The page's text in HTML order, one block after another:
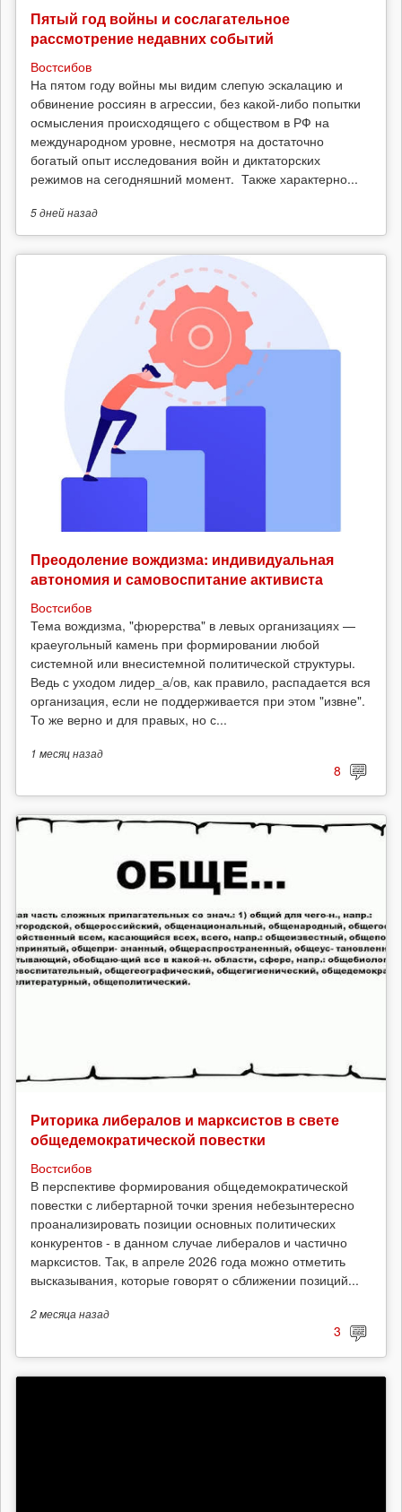
Пятый год войны и сослагательное
рассмотрение недавних событий
Востсибов
На пятом году войны мы видим слепую эскалацию и
обвинение россиян в агрессии, без какой-либо попытки
осмысления происходящего с обществом в РФ на
международном уровне, несмотря на достаточно
богатый опыт исследования войн и диктаторских
режимов на сегодняшний момент. Также характерно...
5 днейназад
Преодоление вождизма: индивидуальная
автономия и самовоспитание активиста
Востсибов
Тема вождизма, "фюрерства" в левых организациях —
краеугольный камень при формировании любой
системной или внесистемной политической структуры.
Ведь с уходом лидер_а/ов, как правило, распадается вся
организация, если не поддерживается при этом "извне".
То же верно и для правых, но с...
1 месяцназад
8
Риторика либералов и марксистов в свете
общедемократической повестки
Востсибов
В перспективе формирования общедемократической
повестки с либертарной точки зрения небезынтересно
проанализировать позиции основных политических
конкурентов - в данном случае либералов и частично
марксистов. Так, в апреле 2026 года можно отметить
высказывания, которые говорят о сближении позиций...
2 месяцаназад
3